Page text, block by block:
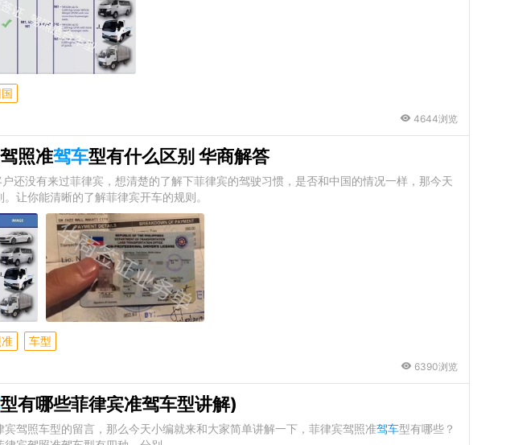
4644浏览
照准驾车型有什么区别 华商解答
还没有来过菲律宾，想清楚的了解下菲律宾的驾驶习惯，是否和中国的情况一样，那今天
让你能清晰的了解菲律宾开车的规则。
车型
6390浏览
型有哪些菲律宾准驾车型讲解)
驾照车型的留言，那么今天小编就来和大家简单讲解一下，菲律宾驾照准驾车型有哪些？